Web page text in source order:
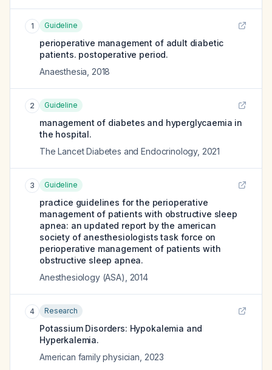
1 Guideline
perioperative management of adult diabetic
patients. postoperative period.
Anaesthesia 2018
2 Guideline
management of diabetes and hyperglycaemia in
the hospital.
The Lancet Diabetes and Endocrinology, 2021
3 Guideline
practice guidelines for the perioperative
management of patients with obstructive sleep
apnea: an updated report by the american
society of anesthesiologists task force on
perioperative management of patients with
obstructive sleep apnea.
Anesthesiology (ASA)
2014
4 Research
Potassium Disorders: Hypokalemia and
Hyperkalemia.
American family physician 2023